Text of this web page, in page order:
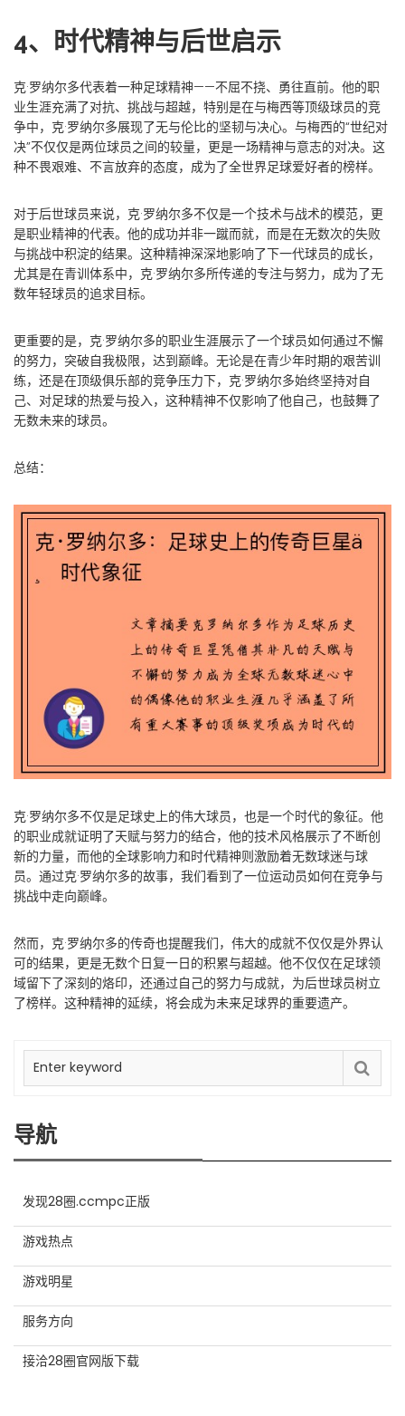
4、时代精神与后世启示
克·罗纳尔多代表着一种足球精神——不屈不挠、勇往直前。他的职
业生涯充满了对抗、挑战与超越，特别是在与梅西等顶级球员的竞
争中，克·罗纳尔多展现了无与伦比的坚韧与决心。与梅西的“世纪对
决”不仅仅是两位球员之间的较量，更是一场精神与意志的对决。这
种不畏艰难、不言放弃的态度，成为了全世界足球爱好者的榜样。
对于后世球员来说，克·罗纳尔多不仅是一个技术与战术的模范，更
是职业精神的代表。他的成功并非一蹴而就，而是在无数次的失败
与挑战中积淀的结果。这种精神深深地影响了下一代球员的成长，
尤其是在青训体系中，克·罗纳尔多所传递的专注与努力，成为了无
数年轻球员的追求目标。
更重要的是，克·罗纳尔多的职业生涯展示了一个球员如何通过不懈
的努力，突破自我极限，达到巅峰。无论是在青少年时期的艰苦训
练，还是在顶级俱乐部的竞争压力下，克·罗纳尔多始终坚持对自
己、对足球的热爱与投入，这种精神不仅影响了他自己，也鼓舞了
无数未来的球员。
总结：
克·罗纳尔多不仅是足球史上的伟大球员，也是一个时代的象征。他
的职业成就证明了天赋与努力的结合，他的技术风格展示了不断创
新的力量，而他的全球影响力和时代精神则激励着无数球迷与球
员。通过克·罗纳尔多的故事，我们看到了一位运动员如何在竞争与
挑战中走向巅峰。
然而，克·罗纳尔多的传奇也提醒我们，伟大的成就不仅仅是外界认
可的结果，更是无数个日复一日的积累与超越。他不仅仅在足球领
域留下了深刻的烙印，还通过自己的努力与成就，为后世球员树立
了榜样。这种精神的延续，将会成为未来足球界的重要遗产。
导航
发现28圈.ccmpc正版
游戏热点
游戏明星
服务方向
接洽28圈官网版下载